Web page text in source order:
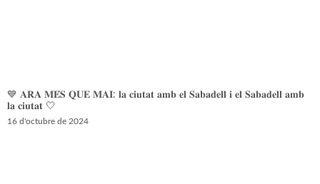
💙 𝐀𝐑𝐀 𝐌𝐄́𝐒 𝐐𝐔𝐄 𝐌𝐀𝐈: 𝐥𝐚 𝐜𝐢𝐮𝐭𝐚𝐭 𝐚𝐦𝐛 𝐞𝐥 𝐒𝐚𝐛𝐚𝐝𝐞𝐥𝐥 𝐢 𝐞𝐥 𝐒𝐚𝐛𝐚𝐝𝐞𝐥𝐥 𝐚𝐦𝐛
𝐥𝐚 𝐜𝐢𝐮𝐭𝐚𝐭 🤍
16 d'octubre de 2024